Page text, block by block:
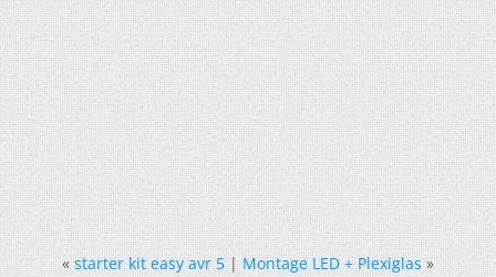
« starter kit easy avr 5|Montage LED + Plexiglas »